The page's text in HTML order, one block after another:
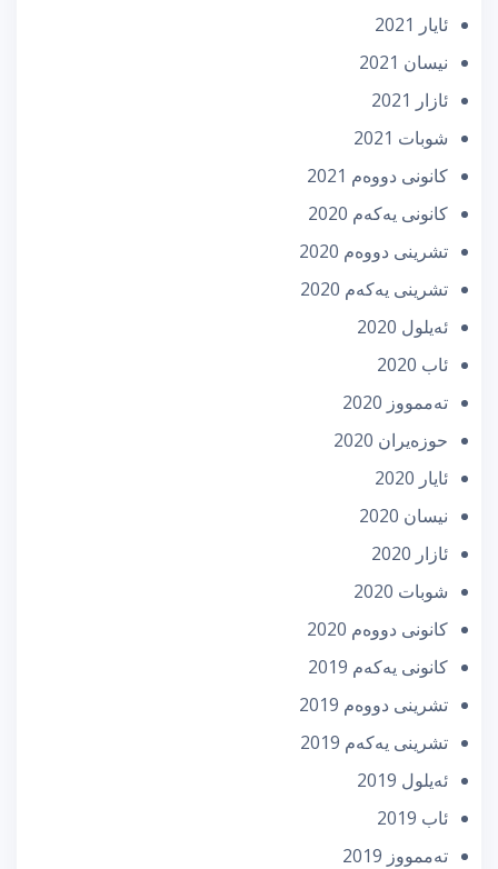
ئایار 2021
نیسان 2021
ئازار 2021
شوبات 2021
كانونی دووه‌م 2021
كانونی یه‌كه‌م 2020
تشرینی دووه‌م 2020
تشرینی یه‌كه‌م 2020
ئه‌یلول 2020
ئاب 2020
تەممووز 2020
حوزه‌یران 2020
ئایار 2020
نیسان 2020
ئازار 2020
شوبات 2020
كانونی دووه‌م 2020
كانونی یه‌كه‌م 2019
تشرینی دووه‌م 2019
تشرینی یه‌كه‌م 2019
ئه‌یلول 2019
ئاب 2019
تەممووز 2019